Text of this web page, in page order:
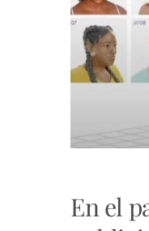
En el